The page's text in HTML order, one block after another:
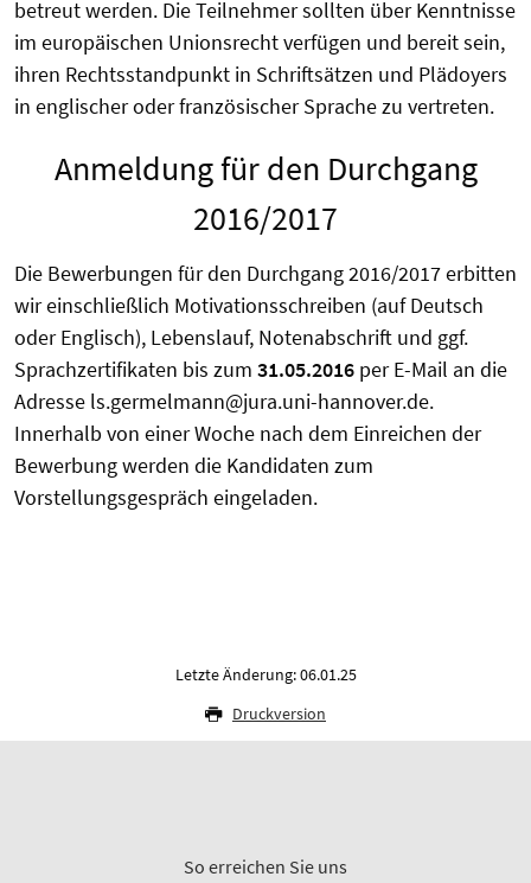
betreut werden. Die Teilnehmer sollten über Kenntnisse
im europäischen Unionsrecht verfügen und bereit sein,
ihren Rechtsstandpunkt in Schriftsätzen und Plädoyers
in englischer oder französischer Sprache zu vertreten.
Anmeldung für den Durchgang
2016/2017
Die Bewerbungen für den Durchgang 2016/2017 erbitten
wir einschließlich Motivationsschreiben (auf Deutsch
oder Englisch), Lebenslauf, Notenabschrift und ggf.
Sprachzertifikaten bis zum 31.05.2016 per E-Mail an die
Adresse ls.germelmann@jura.uni-hannover.de.
Innerhalb von einer Woche nach dem Einreichen der
Bewerbung werden die Kandidaten zum
Vorstellungsgespräch eingeladen.
Letzte Änderung: 06.01.25
Druckversion
So erreichen Sie uns